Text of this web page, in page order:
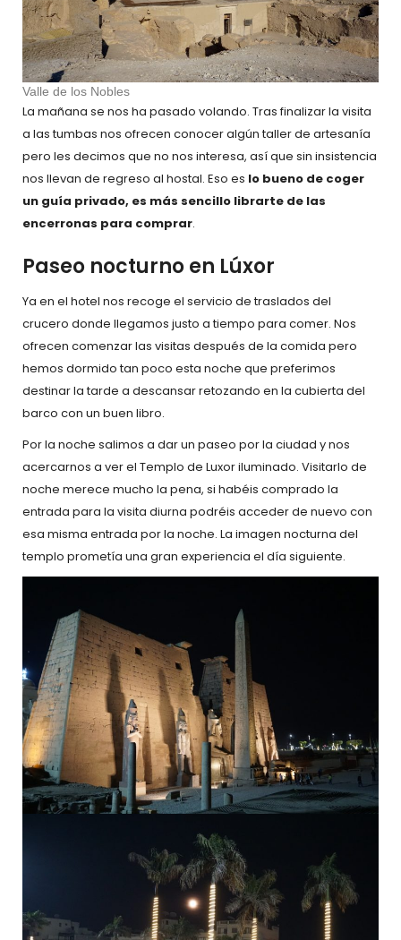
Valle de los Nobles
La mañana se nos ha pasado volando. Tras finalizar la visita
a las tumbas nos ofrecen conocer algún taller de artesanía
pero les decimos que no nos interesa, así que sin insistencia
nos llevan de regreso al hostal. Eso es lo bueno de coger
un guía privado, es más sencillo librarte de las
encerronas para comprar.
Paseo nocturno en Lúxor
Ya en el hotel nos recoge el servicio de traslados del
crucero donde llegamos justo a tiempo para comer. Nos
ofrecen comenzar las visitas después de la comida pero
hemos dormido tan poco esta noche que preferimos
destinar la tarde a descansar retozando en la cubierta del
barco con un buen libro.
Por la noche salimos a dar un paseo por la ciudad y nos
acercarnos a ver el Templo de Luxor iluminado. Visitarlo de
noche merece mucho la pena, si habéis comprado la
entrada para la visita diurna podréis acceder de nuevo con
esa misma entrada por la noche. La imagen nocturna del
templo prometía una gran experiencia el día siguiente.